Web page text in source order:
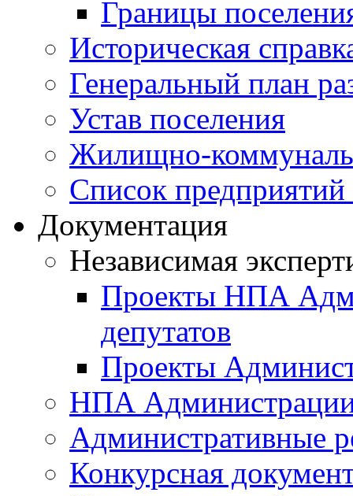
Границы
Историческая
Генеральный план
Устав поселения
Жилищно-
Список предприятий
Документация
Независимая
Проекты НПА
депутатов
Проекты
НПА
Административные
Конкурсная